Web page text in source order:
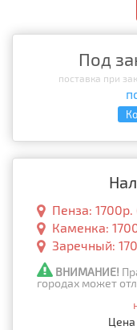
Под
поставка при
Пенза:
Каменка:
Заречный:
ВНИМАНИЕ!
городах может
Цена